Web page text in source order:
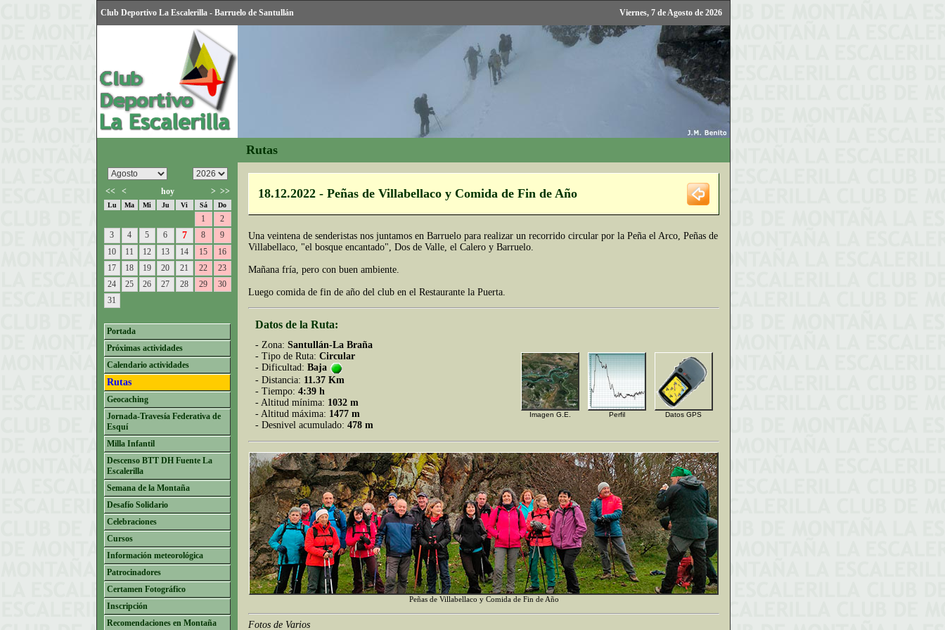
Club Deportivo La Escalerilla - Barruelo de Santullán Viernes, 7 de Agosto de 2026
Rutas
<< < hoy > >>
Lu Ma Mi Ju Vi Sá Do
1
2
3
4 5 6 7 8
9
10
11 12 13 14 15
16
17
18 19 20 21 22
23
24
25 26 27 28 29
30
31
Portada
Próximas actividades
Calendario actividades
Rutas
Geocaching
Jornada-Travesía Federativa de
Esquí
Milla Infantil
Descenso BTT DH Fuente La
Escalerilla
Semana de la Montaña
Desafío Solidario
Celebraciones
Cursos
Información meteorológica
Patrocinadores
Certamen Fotográfico
Inscripción
Recomendaciones en Montaña
18.12.2022 - Peñas de Villabellaco y Comida de Fin de Año
Una veintena de senderistas nos juntamos en Barruelo para realizar un recorrido circular por la Peña el Arco, Peñas de
Villabellaco, "el bosque encantado", Dos de Valle, el Calero y Barruelo.
Mañana fría, pero con buen ambiente.
Luego comida de fin de año del club en el Restaurante la Puerta.
Datos de la Ruta:
- Zona: Santullán-La Braña
- Tipo de Ruta: Circular
- Dificultad: Baja
- Distancia: 11.37 Km
- Tiempo: 4:39 h
- Altitud mínima: 1032 m
- Altitud máxima: 1477 m
- Desnivel acumulado: 478 m
Imagen G.E. Perfil Datos GPS
Peñas de Villabellaco y Comida de Fin de Año
Fotos de Varios